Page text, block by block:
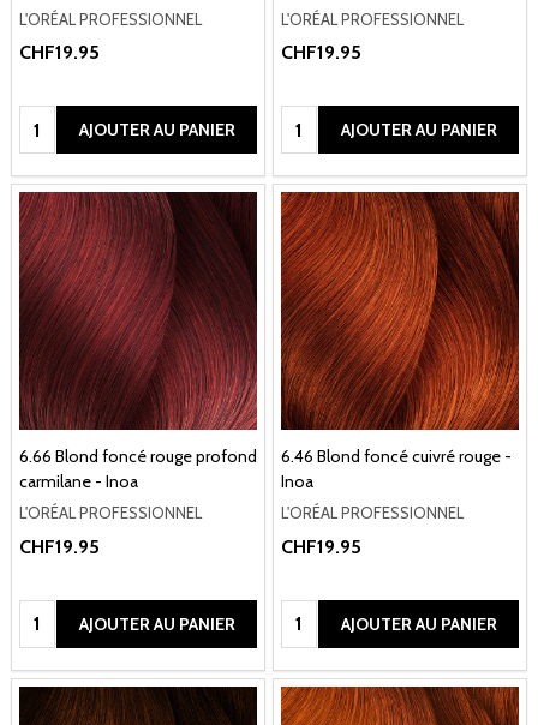
L'ORÉAL PROFESSIONNEL
CHF19.95
Quantité:AJOUTER AU PANIER
L'ORÉAL PROFESSIONNEL
CHF19.95
Quantité:AJOUTER AU PANIER
6.66 Blond foncé rouge profond
carmilane - Inoa
L'ORÉAL PROFESSIONNEL
CHF19.95
Quantité:AJOUTER AU PANIER
6.46 Blond foncé cuivré rouge -
Inoa
L'ORÉAL PROFESSIONNEL
CHF19.95
Quantité:AJOUTER AU PANIER